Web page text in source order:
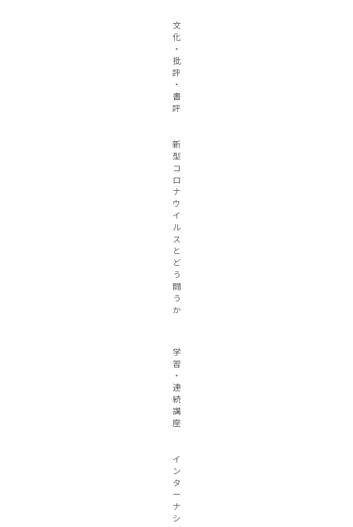
文
化
・
批
評
・
書
評
新
型
コ
ロ
ナ
ウ
イ
ル
ス
と
ど
う
闘
う
か
学
習
・
連
続
講
座
イ
ン
タ
ー
ナ
シ